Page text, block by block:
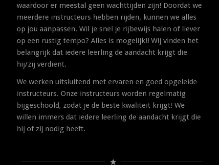
waardoor er meestal geen wachttijden zijn! Doordat we
meerdere instructeurs hebben rijden, kunnen we alles
op jou aanpassen. Wil je snel je rijbewijs halen of liever
op een rustig tempo? Alles is mogelijk!! Wij vinden het
belangrijk dat iedere leerling de aandacht krijgt die
hij/zij verdient.
We werken uitsluitend met ervaren en goed opgeleide
instructeurs. Onze instructeurs worden regelmatig
bijgeschoold, zodat je de beste kwaliteit krijgt! We
willen immers dat iedere leerling de aandacht krijgt die
hij of zij nodig heeft.